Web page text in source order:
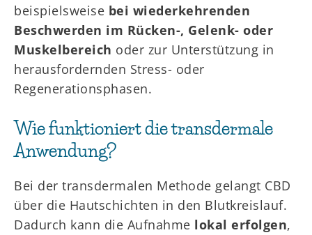
beispielsweise bei wiederkehrenden
Beschwerden im Rücken-, Gelenk- oder
Muskelbereich oder zur Unterstützung in
herausfordernden Stress- oder
Regenerationsphasen.
Wie funktioniert die transdermale
Anwendung?
Bei der transdermalen Methode gelangt CBD
über die Hautschichten in den Blutkreislauf.
Dadurch kann die Aufnahme lokal erfolgen,